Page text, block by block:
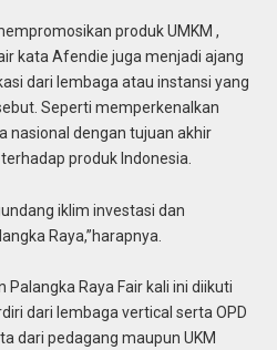
produk UMKM ,
kata Afendie juga menjadi ajang
dari lembaga atau instansi yang
Seperti memperkenalkan
nasional dengan tujuan akhir
produk Indonesia.
iklim investasi dan
Raya,”harapnya.
Raya Fair kali ini diikuti
dari lembaga vertical serta OPD
dari pedagang maupun UKM